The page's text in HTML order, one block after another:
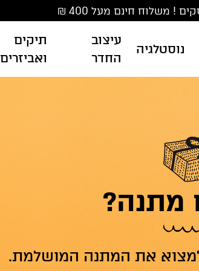
נוסטלגיה
עיצוב
החדר
תיקים
ואביזרים
מתנה?
למצוא את המתנה המושלמת.